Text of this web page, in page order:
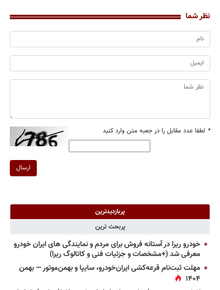
نظر شما
* لطفا عدد مقابل را در جعبه متن وارد کنید
ارسال
پربازدیدترین
پربحث ترین
خودرو ریرا در آستانه فروش برای مردم و نمایندگی های ایران خودرو
معرفی شد (+مشخصات و جزئیات فنی و کاتالوگ ریرا)
مهلت ثبت‌نام قرعه‌کشی ایران‌خودرو، سایپا و بهمن‌موتور — بهمن
۱۴۰۴